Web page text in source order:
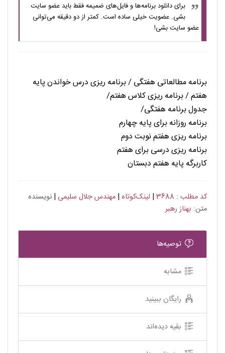
برای دانلود برنامه‌ها و فایل‌های ضمیمه فقط باید عضو سایت
بشی. عضویت خیلی ساده است. کمتر از دو دقیقه می‌توانی
عضو سایت بشی!
برنامه مطالعاتی هفتگی / برنامه ریزی درس خواندن پایه
هفتم / برنامه ریزی کلاس هفتم/
جدول برنامه هفتگی/
برنامه روزانه برای پایه چهارم
برنامه ریزی هفتم نوبت دوم
برنامه ریزی درسی برای هفتم
کاربرگه پایه هفتم دبستان
کد مطلب : 3688 | لینک‌کوتاه | مهندس جلال سلیمی | نویسنده
متن: بهناز رهبر
توصیه‌ها
مشابه
رایگان ببینید
بقیه دیده‌اند